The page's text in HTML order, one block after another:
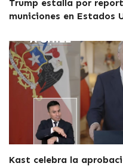
Trump estalla por
municiones en Estados
Kast celebra la